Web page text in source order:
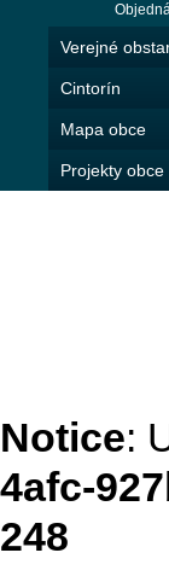
Verejné
Cintorín
Mapa obce
Projekty obce
Notice:
4afc-
248